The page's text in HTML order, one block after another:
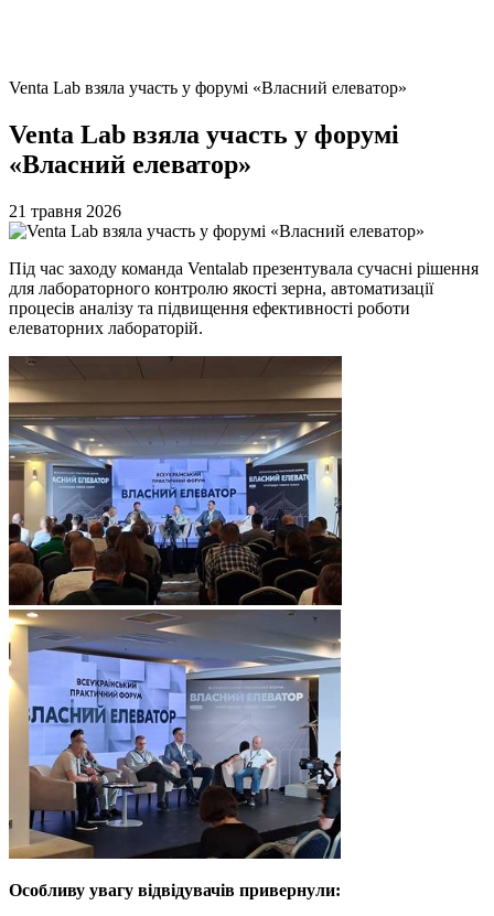
Venta Lab взяла участь у форумі «Власний елеватор»
Venta Lab взяла участь у форумі
«Власний елеватор»
21 травня 2026
Під час заходу команда Ventalab презентувала сучасні рішення
для лабораторного контролю якості зерна, автоматизації
процесів аналізу та підвищення ефективності роботи
елеваторних лабораторій.
Особливу увагу відвідувачів привернули: